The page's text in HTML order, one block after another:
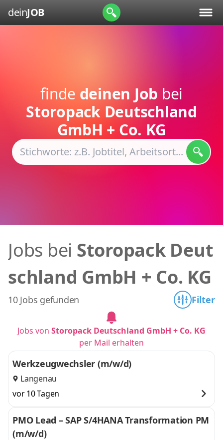
deinJOB
finde deinen Job bei
Storopack Deutschland
GmbH + Co. KG
Jobs bei Storopack Deut
schland GmbH + Co. KG
10 Jobs gefunden Filter
Jobs von Storopack Deutschland GmbH + Co. KG
per Mail erhalten
Werkzeugwechsler (m/w/d)
Langenau
vor 10 Tagen
PMO Lead – SAP S/4HANA Transformation PM
(m/w/d)